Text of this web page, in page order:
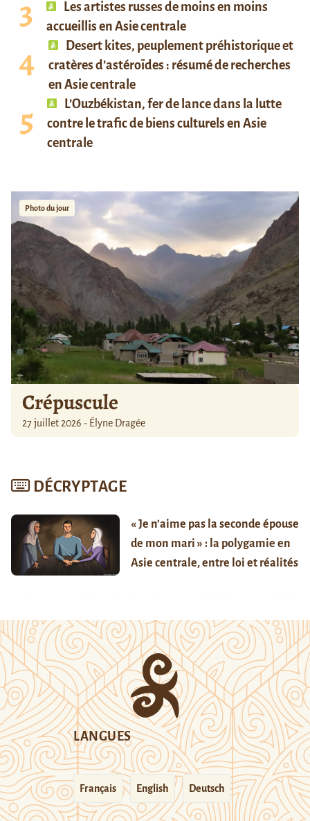
Les artistes russes de moins en moins
accueillis en Asie centrale
Desert kites, peuplement préhistorique et
cratères d’astéroïdes : résumé de recherches
en Asie centrale
L’Ouzbékistan, fer de lance dans la lutte
contre le trafic de biens culturels en Asie
centrale
Photo du jour
Crépuscule
27 juillet 2026 - Élyne Dragée
DÉCRYPTAGE
« Je n’aime pas la seconde épouse
de mon mari » : la polygamie en
Asie centrale, entre loi et réalités
LANGUES
Français English Deutsch